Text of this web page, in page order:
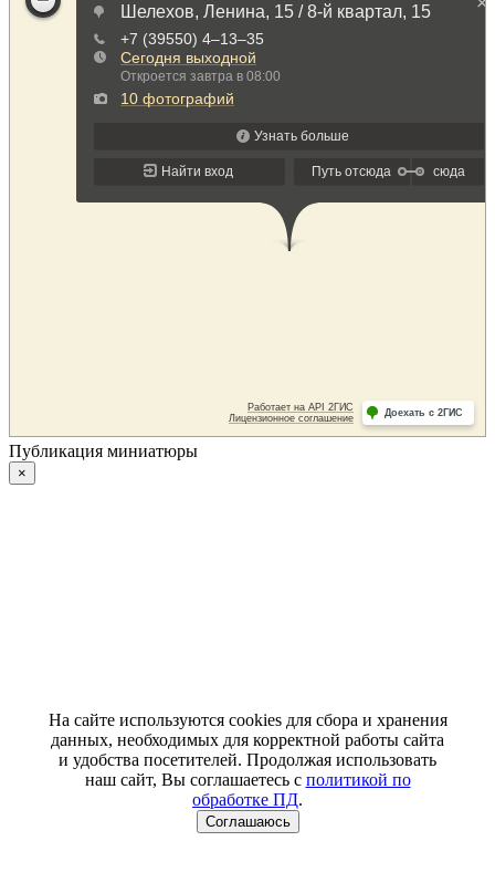
Публикация миниатюры
×
На сайте используются cookies для сбора и хранения
данных, необходимых для корректной работы сайта
и удобства посетителей. Продолжая использовать
наш сайт, Вы соглашаетесь с политикой по
обработке ПД.
Соглашаюсь